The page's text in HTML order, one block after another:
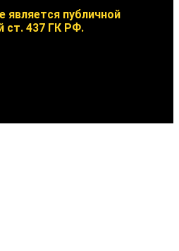
является публичной
ст. 437 ГК РФ.